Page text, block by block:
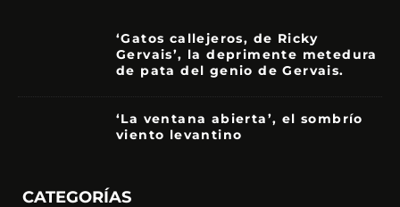
‘Gatos callejeros, de Ricky
Gervais’, la deprimente metedura
de pata del genio de Gervais.
‘La ventana abierta’, el sombrío
viento levantino
CATEGORÍAS